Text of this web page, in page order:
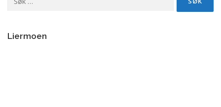
etter:
Liermoen